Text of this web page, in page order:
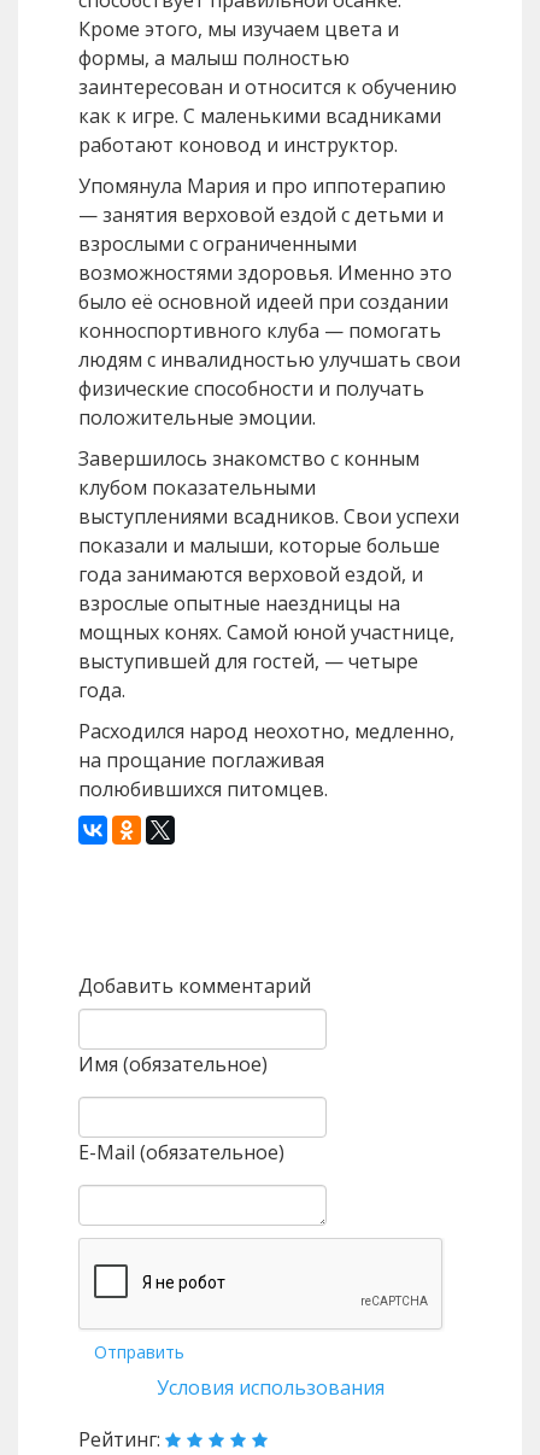
Кроме этого, мы изучаем цвета и
формы, а малыш полностью
заинтересован и относится к обучению
как к игре. С маленькими всадниками
работают коновод и инструктор.
Упомянула Мария и про иппотерапию
— занятия верховой ездой с детьми и
взрослыми с ограниченными
возможностями здоровья. Именно это
было её основной идеей при создании
конноспортивного клуба — помогать
людям с инвалидностью улучшать свои
физические способности и получать
положительные эмоции.
Завершилось знакомство с конным
клубом показательными
выступлениями всадников. Свои успехи
показали и малыши, которые больше
года занимаются верховой ездой, и
взрослые опытные наездницы на
мощных конях. Самой юной участнице,
выступившей для гостей, — четыре
года.
Расходился народ неохотно, медленно,
на прощание поглаживая
полюбившихся питомцев.
Добавить комментарий
Имя (обязательное)
E-Mail (обязательное)
Отправить
Условия использования
Рейтинг: